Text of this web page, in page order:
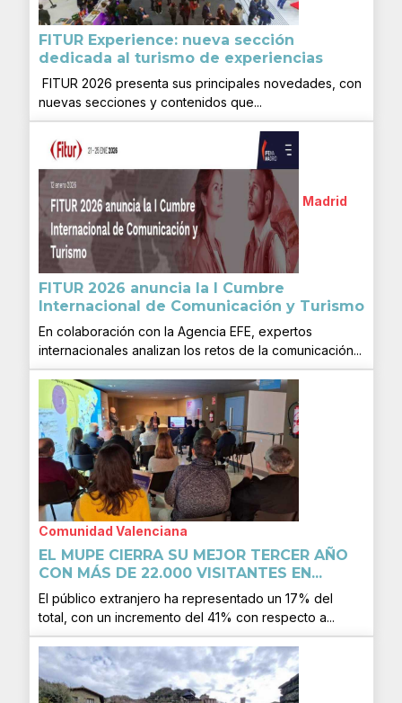
FITUR Experience: nueva sección
dedicada al turismo de experiencias
FITUR 2026 presenta sus principales novedades, con
nuevas secciones y contenidos que...
Madrid
FITUR 2026 anuncia la I Cumbre
Internacional de Comunicación y Turismo
En colaboración con la Agencia EFE, expertos
internacionales analizan los retos de la comunicación...
Comunidad Valenciana
EL MUPE CIERRA SU MEJOR TERCER AÑO
CON MÁS DE 22.000 VISITANTES EN...
El público extranjero ha representado un 17% del
total, con un incremento del 41% con respecto a...